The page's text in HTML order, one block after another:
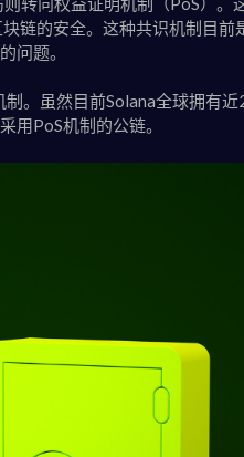
链的安全。这种共识机制目前
问题。
。虽然目前Solana全球拥有
用PoS机制的公链。